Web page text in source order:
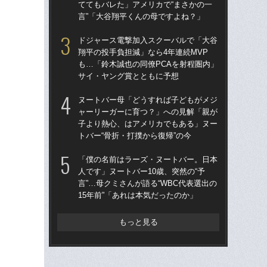
ててもバレた」アメリカで“まさかの一
言”「大谷翔平くんの母ですよね？」
ドジャース電撃加入スクーバルで「大谷
翔平の投手負担減」なら4年連続MVP
も…「鈴木誠也の同僚PCAを射程圏内」
サイ・ヤング賞とともに予想
ヌートバー母「どうすれば子どもがメジ
ャーリーガーに育つ？」への見解「親が
子より熱心、はアメリカでもある」ヌー
トバー“骨折・打撲から復帰”の今
「僕の名前はラーズ・ヌートバー。日本
人です」ヌートバー10歳、突然の“予
言”…母クミさんが語る“WBC代表選出の
15年前”「あれは本気だったのか」
もっと見る